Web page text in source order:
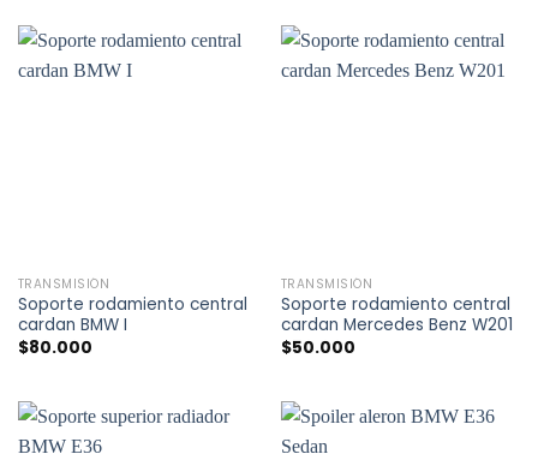
TRANSMISIÓN
Soporte rodamiento central
cardan BMW I
$80.000
TRANSMISIÓN
Soporte rodamiento central
cardan Mercedes Benz W201
$50.000